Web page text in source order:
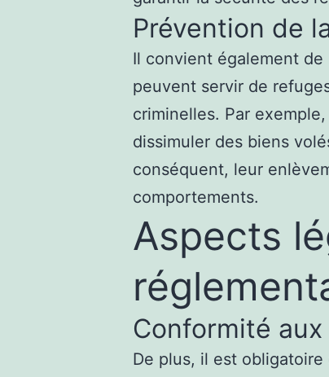
Prévention de
Il convient également
peuvent servir de
criminelles. Par
dissimuler des biens
conséquent, leur
comportements.
Aspects
Conformité
De plus, il est